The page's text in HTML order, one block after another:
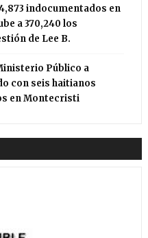
indocumentados en
a 370,240 los
de Lee B.
Público a
con seis haitianos
en Montecristi